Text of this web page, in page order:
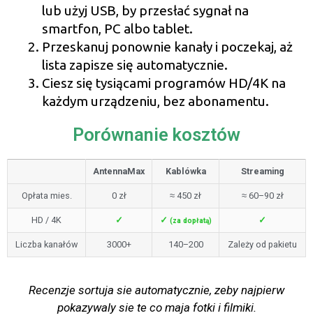
lub użyj USB, by przesłać sygnał na
smartfon, PC albo tablet.
Przeskanuj ponownie kanały i poczekaj, aż
lista zapisze się automatycznie.
Ciesz się tysiącami programów HD/4K na
każdym urządzeniu, bez abonamentu.
Porównanie kosztów
AntennaMax Kablówka
Streaming
Opłata mies.
0 zł ≈ 450 zł
≈ 60–90 zł
HD / 4K
✓ ✓ (za dopłatą)
✓
Liczba kanałów
3000+ 140–200 Zależy od pakietu
Recenzje sortuja sie automatycznie, zeby najpierw
pokazywaly sie te co maja fotki i filmiki.